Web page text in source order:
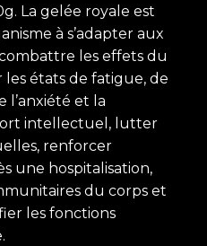
La gelée royale est
à s’adapter aux
les effets du
états de fatigue, de
l’anxiété et la
intellectuel, lutter
renforcer
une hospitalisation,
du corps et
les fonctions